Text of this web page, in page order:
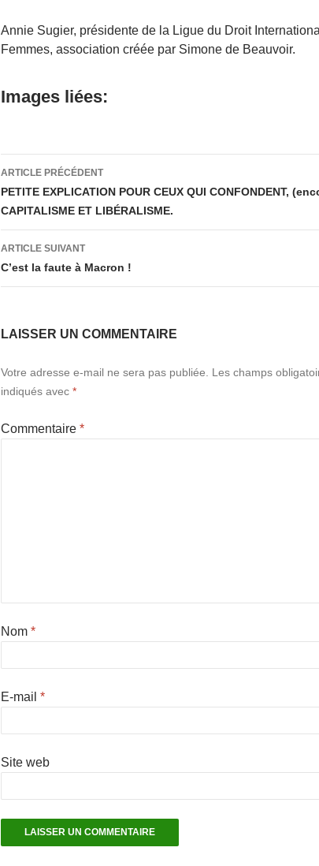
Annie Sugier, présidente de la Ligue du Droit
Femmes, association créée par Simone de Beauvoir.
Images liées:
Navigation
des
articles
ARTICLE PRÉCÉDENT
PETITE EXPLICATION POUR CEUX QUI CONFONDENT,
CAPITALISME ET LIBÉRALISME.
ARTICLE SUIVANT
C’est la faute à Macron !
LAISSER UN COMMENTAIRE
Votre adresse e-mail ne sera pas publiée.
Les champs
indiqués avec *
Commentaire *
Nom *
E-mail *
Site web